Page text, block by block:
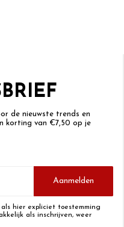
de nieuwste trends en
korting van €7,50 op je
Aanmelden
als hier expliciet toestemming
als inschrijven, weer